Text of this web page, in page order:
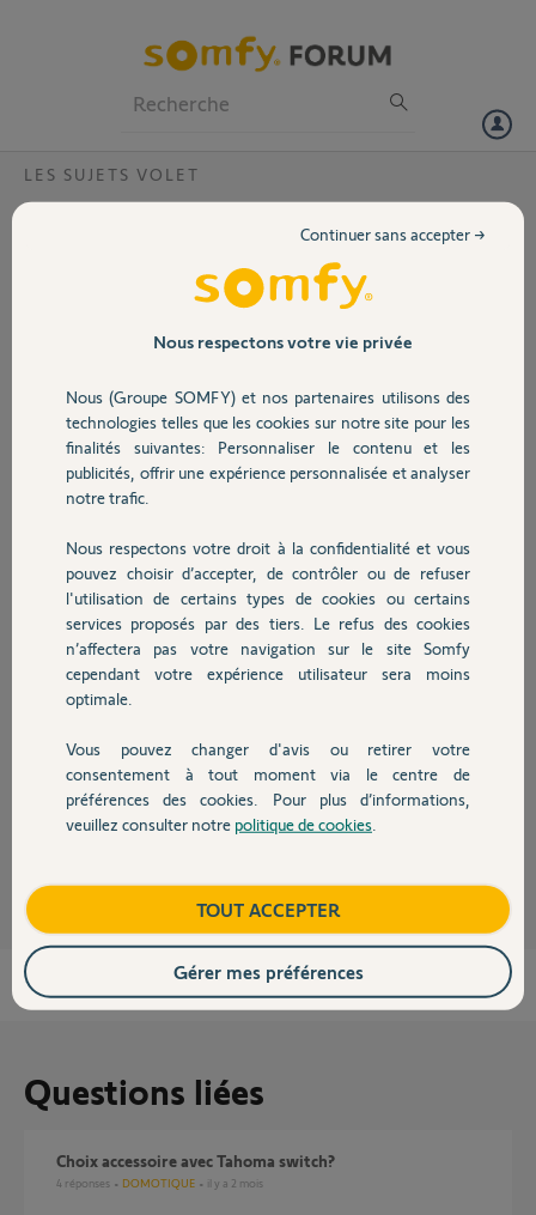
Volet
Sécurité
Domotique
Chauffage
Autres produits
Devis avec un pro
Contact
LES SUJETS VOLET
Choix Micro-module pour volet roulant
J'ai acheté un volet électrique somfy avec bouton poussoir, mais mes
autres volets électriques sont pilotés par une télécommande somfy
impresario chronis IO.
Quelle micro-module dois-je acheter pour mettre à la place de mes
Merci de votre réponse.
Cordialement
Merci,
il y a plus d'un an
Participer au fil de discussion
Réponses
Le Izymo VR IO, dispo sur sites en ligne.
Bonne soirée
Questions liées
Choix accessoire avec Tahoma switch?
4 réponses DOMOTIQUE il y a 2 mois
Nous respectons votre vie privée
Nous (Groupe SOMFY) et nos partenaires utilisons des
technologies telles que les cookies sur notre site pour les
finalités suivantes: Personnaliser le contenu et les
publicités, offrir une expérience personnalisée et analyser
notre trafic.
Nous respectons votre droit à la confidentialité et vous
pouvez choisir d’accepter, de contrôler ou de refuser
l'utilisation de certains types de cookies ou certains
services proposés par des tiers. Le refus des cookies
n’affectera pas votre navigation sur le site Somfy
cependant votre expérience utilisateur sera moins
optimale.
Vous pouvez changer d'avis ou retirer votre
consentement à tout moment via le centre de
préférences des cookies. Pour plus d’informations,
veuillez consulter notre politique de cookies
Continuer sans accepter →
TOUT ACCEPTER
Gérer mes préférences